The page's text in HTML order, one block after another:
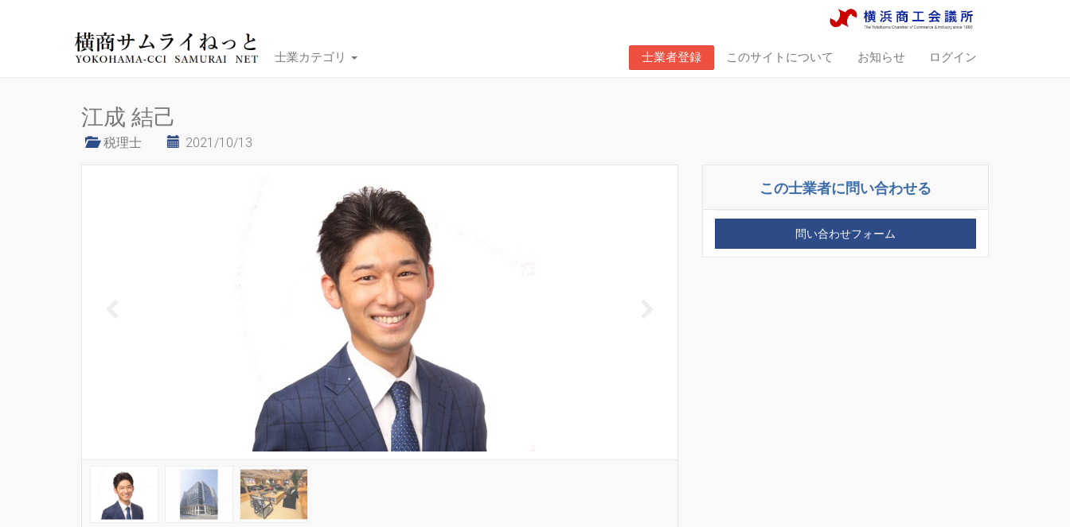
士業カテゴリ 士業者登録 このサイトについて お知らせ ログイン
江成 結己
税理士 2021/10/13
この士業者に問い合わせる
問い合わせフォーム